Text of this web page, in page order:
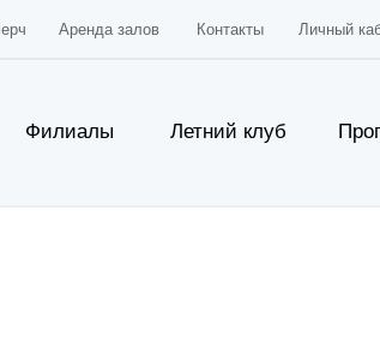
Филиалы
Аренда залов Контакты Личный
Летний клуб